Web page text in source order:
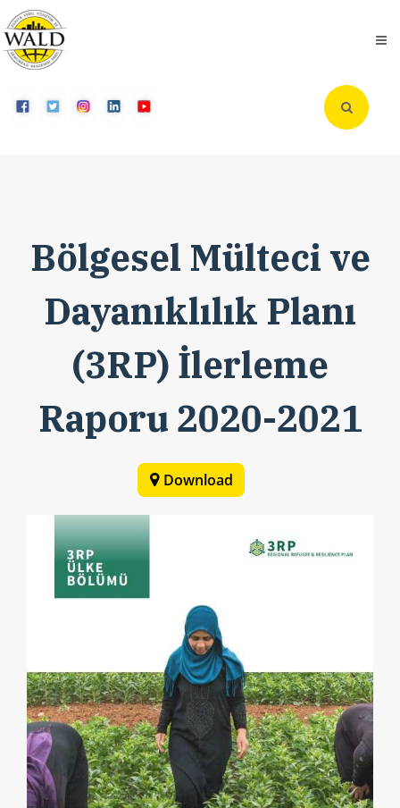
Bölgesel Mülteci ve
Dayanıklılık Planı
(3RP) İlerleme
Raporu 2020-2021
Download